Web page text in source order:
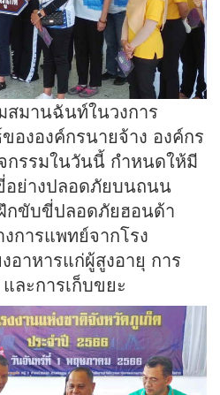
สมานฉันท์ในวงการ
ององค์กรนายจ้าง องค์กร
กรรมในวันนี้ กำหนดให้มี
อย่างปลอดภัยบนถนน
กขับขี่ปลอดภัยฮอนด้า
การแพทย์จากโรง
อาหารแก่ผู้สูงอายุ การ
ละการเก็บขยะ